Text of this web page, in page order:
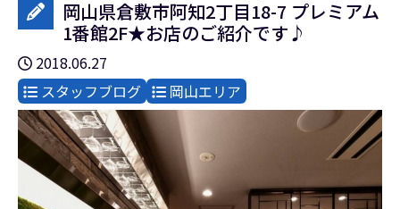
岡山県倉敷市阿知2丁目18-7 プレミアム
1番館2F★お店のご紹介です♪
2018.06.27
スタッフブログ
岡山エリア